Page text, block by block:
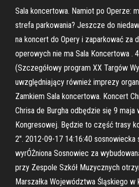
Sala koncertowa. Namiot po Operze:
strefa parkowania? Jeszcze do
na koncert do Opery i zaparkować za
operowych nie ma Sala Koncertowa .
(Szczegółowy program XX Targów
uwzględniający również imprezy
Zamkiem Sala koncertowa. Koncert
Chrisa de Burgha odbędzie się 9
Kongresowej. Będzie to część trasy
2". 2012-09-17 14:16:40 sosnowiecka
wyrÓŻniona Sosnowiec za
przy Zespole Szkół Muzycznych
Marszałka Województwa Śląskiego w